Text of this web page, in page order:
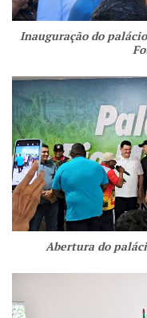
Inauguração do
Abertura do